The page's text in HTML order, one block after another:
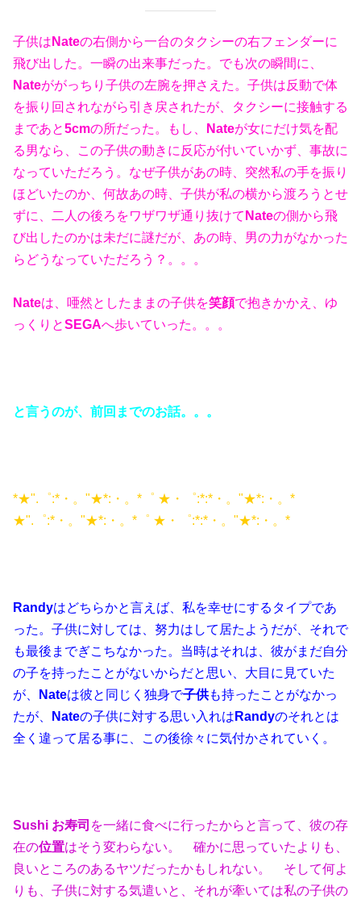
子供は Nateの右側から一台のタクシーの右フェンダーに
飛び出した。一瞬の出来事だった。でも次の瞬間に、
Nateががっちり子供の左腕を押さえた。子供は反動で体
を振り回されながら引き戻されたが、タクシーに接触する
まであと5cmの所だった。もし、 Nateが女にだけ気を配
る男なら、この子供の動きに反応が付いていかず、事故に
なっていただろう。なぜ子供があの時、突然私の手を振り
ほどいたのか、何故あの時、子供が私の横から渡ろうとせ
ずに、二人の後ろをワザワザ通り抜けて Nateの側から飛
び出したのかは未だに謎だが、あの時、男の力がなかった
らどうなっていただろう？。。。
Nateは、唖然としたままの子供を笑顔で抱きかかえ、ゆ
っくりとSEGAへ歩いていった。。。
と言うのが、前回までのお話。。。
*★".゜:*・。"★*:・。*゜ ★・゜:*:*・。"★*:・。*
★".゜:*・。"★*:・。*゜ ★・゜:*:*・。"★*:・。*
Randyはどちらかと言えば、私を幸せにするタイプであ
った。子供に対しては、努力はして居たようだが、それで
も最後までぎこちなかった。当時はそれは、彼がまだ自分
の子を持ったことがないからだと思い、大目に見ていた
が、
Nateは彼と同じく独身で子供も持ったことがなかっ
たが、
Nateの子供に対する思い入れは Randyのそれとは
全く違って居る事に、この後徐々に気付かされていく。
Sushi お寿司 を一緒に食べに行ったからと言って、彼の存
在の位置はそう変わらない。 確かに思っていたよりも、
良いところのあるヤツだったかもしれない。 そして何よ
りも、子供に対する気遣いと、それが牽いては私の子供の